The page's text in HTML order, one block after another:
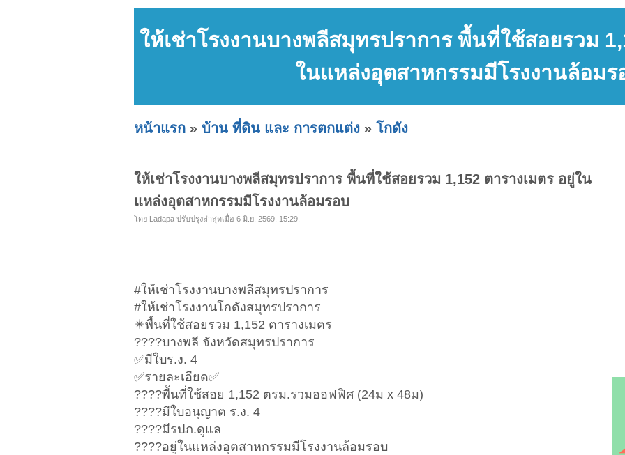
ให้เช่าโรงงานบางพลีสมุทรปราการ พื้นที่ใช้สอยรวม
ในแหล่งอุตสาหกรรมมีโรงงานล้อมร
หน้าแรก » บ้าน ที่ดิน และ การตกแต่ง » โกดัง
ให้เช่าโรงงานบางพลีสมุทรปราการ พื้นที่ใช้สอยรวม 1,152 ตารางเมตร อยู่ใน
แหล่งอุตสาหกรรมมีโรงงานล้อมรอบ
โดย Ladapa ปรับปรุงล่าสุดเมื่อ 6 มิ.ย. 2569, 15:29.
#ให้เช่าโรงงานบางพลีสมุทรปราการ
#ให้เช่าโรงงานโกดังสมุทรปราการ
✴️พื้นที่ใช้สอยรวม 1,152 ตารางเมตร
????บางพลี จังหวัดสมุทรปราการ
✅มีใบร.ง. 4
✅รายละเอียด✅
????พื้นที่ใช้สอย 1,152 ตรม.รวมออฟฟิศ (24ม x 48ม)
????มีใบอนุญาต ร.ง. 4
????มีรปภ.ดูแล
????อยู่ในแหล่งอุตสาหกรรมมีโรงงานล้อมรอบ